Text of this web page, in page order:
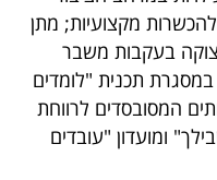
מקצועיות; מתן
בעקבות משבר
תכנית "לומדים
המסובסדים לרווחת
ומועדון "עובדים